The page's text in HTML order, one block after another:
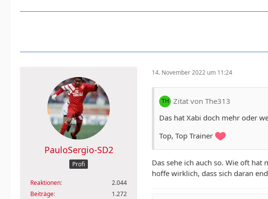
PauloSergio-SD2
Profi
Reaktionen
2.044
Beiträge
1.272
14. November 2022 um 11:24
Zitat von The313
Das hat Xabi doch mehr oder
Top, Top Trainer
Das sehe ich auch so. Wie oft
hoffe wirklich, dass sich daran